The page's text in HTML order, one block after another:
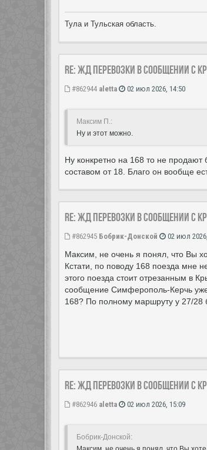
Тула и Тульская область.
Re: ЖД перевозки в сообщении с
#862944 aletta 02 июл 2026, 14:50
Максим П.:
Ну и этот можно.
Ну конкретно на 168 то не
составом от 18. Благо он вообще
Re: ЖД перевозки в сообщении с
#862945 Бобрик-Донской 02 июл
Максим, не очень я понял, что Вы
Кстати, по поводу 168 поезда мне
этого поезда стоит отрезанным в
сообщение Симферополь-Керчь уже
168? По полному маршруту у 27/28
Re: ЖД перевозки в сообщении с
#862946 aletta 02 июл 2026, 15:09
Бобрик-Донской: